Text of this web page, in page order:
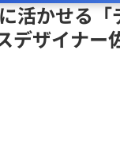
活かせる
デザイナー